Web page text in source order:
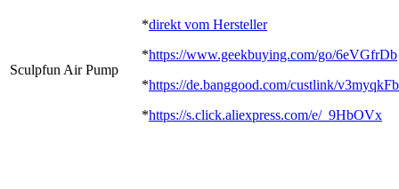
Sculpfun Air Pump
*direkt vom Hersteller
*https://www.geekbuying.com/go/6eVGfrDb
*https://de.banggood.com/custlink/
*https://s.click.aliexpress.com/e/_9HbOVx